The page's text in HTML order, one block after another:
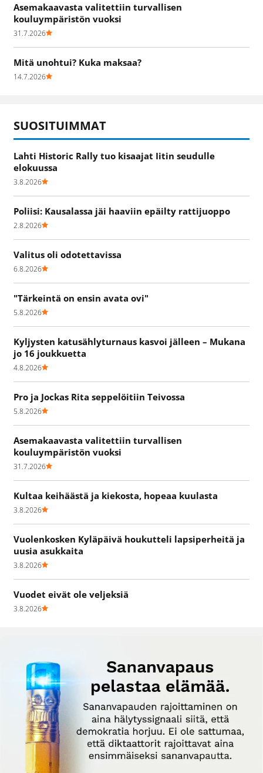
Asemakaavasta valitettiin turvallisen
kouluympäristön vuoksi
31.7.2026
Mitä unohtui? Kuka maksaa?
14.7.2026
SUOSITUIMMAT
Lahti Historic Rally tuo kisaajat Iitin seudulle
elokuussa
3.8.2026
Poliisi: Kausalassa jäi haaviin epäilty rattijuoppo
2.8.2026
Valitus oli odotettavissa
6.8.2026
"Tärkeintä on ensin avata ovi"
5.8.2026
Kyljysten katusählyturnaus kasvoi jälleen – Mukana
jo 16 joukkuetta
4.8.2026
Pro ja Jockas Rita seppelöitiin Teivossa
5.8.2026
Asemakaavasta valitettiin turvallisen
kouluympäristön vuoksi
31.7.2026
Kultaa keihäästä ja kiekosta, hopeaa kuulasta
3.8.2026
Vuolenkosken Kyläpäivä houkutteli lapsiperheitä ja
uusia asukkaita
3.8.2026
Vuodet eivät ole veljeksiä
3.8.2026